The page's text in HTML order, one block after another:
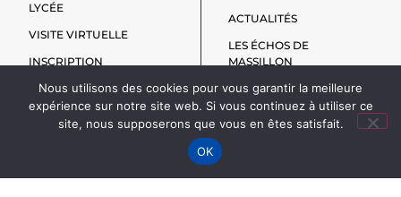
LYCÉE
VISITE VIRTUELLE
INSCRIPTION
ACTUALITÉS
LES ÉCHOS DE
MASSILLON
FAIRE UN DON
Nous utilisons des cookies pour vous garantir la meilleure
expérience sur notre site web. Si vous continuez à utiliser ce
site, nous supposerons que vous en êtes satisfait.
OK